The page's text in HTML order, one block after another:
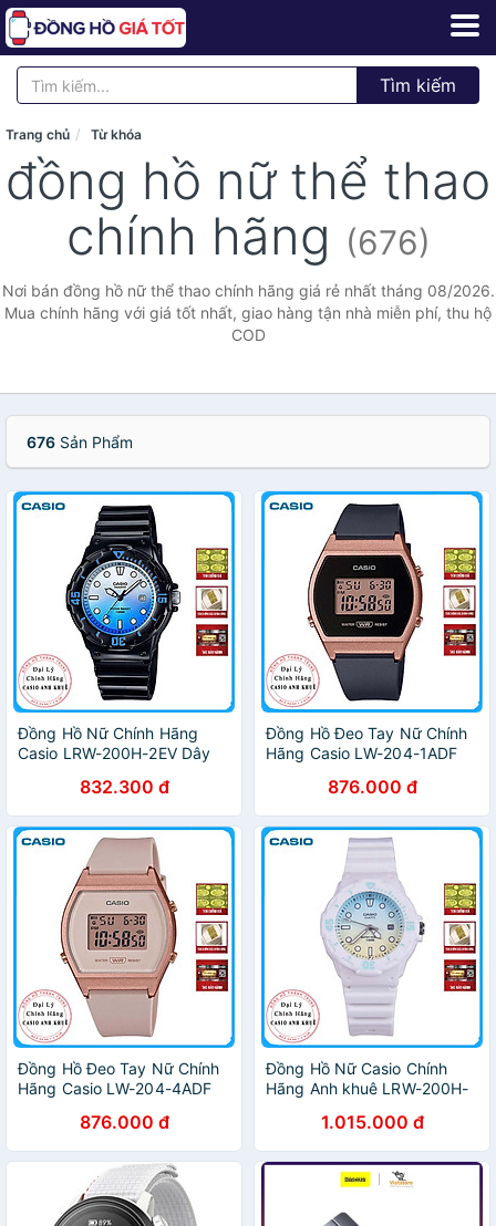
Tìm kiếm
Trang chủ Từ khóa
đồng hồ nữ thể thao
chính hãng (676)
Nơi bán đồng hồ nữ thể thao chính hãng giá rẻ nhất tháng 08/2026.
Mua chính hãng với giá tốt nhất, giao hàng tận nhà miễn phí, thu hộ
COD
676 Sản Phẩm
Đồng Hồ Nữ Chính Hãng
Casio LRW-200H-2EV Dây
832.300 đ
Đồng Hồ Đeo Tay Nữ Chính
Hãng Casio LW-204-1ADF
876.000 đ
Đồng Hồ Đeo Tay Nữ Chính
Hãng Casio LW-204-4ADF
876.000 đ
Đồng Hồ Nữ Casio Chính
Hãng Anh khuê LRW-200H-
Hiệu Nhật Bản1.015.000 đ